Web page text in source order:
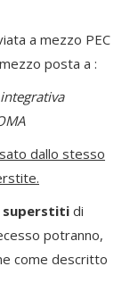
a mezzo PEC
posta a :
dallo stesso
superstiti di
potranno,
come descritto